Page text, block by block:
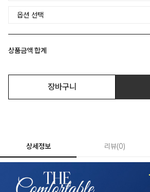
상품금액 합계
장바구니
상세정보 리뷰(0)